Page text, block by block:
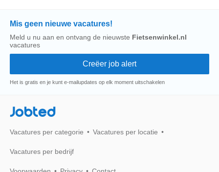
Mis geen nieuwe vacatures!
Meld u nu aan en ontvang de nieuwste Fietsenwinkel.nl
vacatures
Het is gratis en je kunt e-mailupdates op elk moment uitschakelen
Jobted
Vacatures per categorie Vacatures per locatie
Vacatures per bedrijf